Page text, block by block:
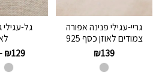
גריי-עגילי פנינה אפורה
צמודים לאוזן כסף 925
₪139
גל-
₪129